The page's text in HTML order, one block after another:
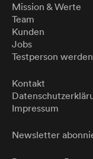
Mission & Werte
Team
Kunden
Jobs
Testperson werden
Kontakt
Impressum
Newsletter